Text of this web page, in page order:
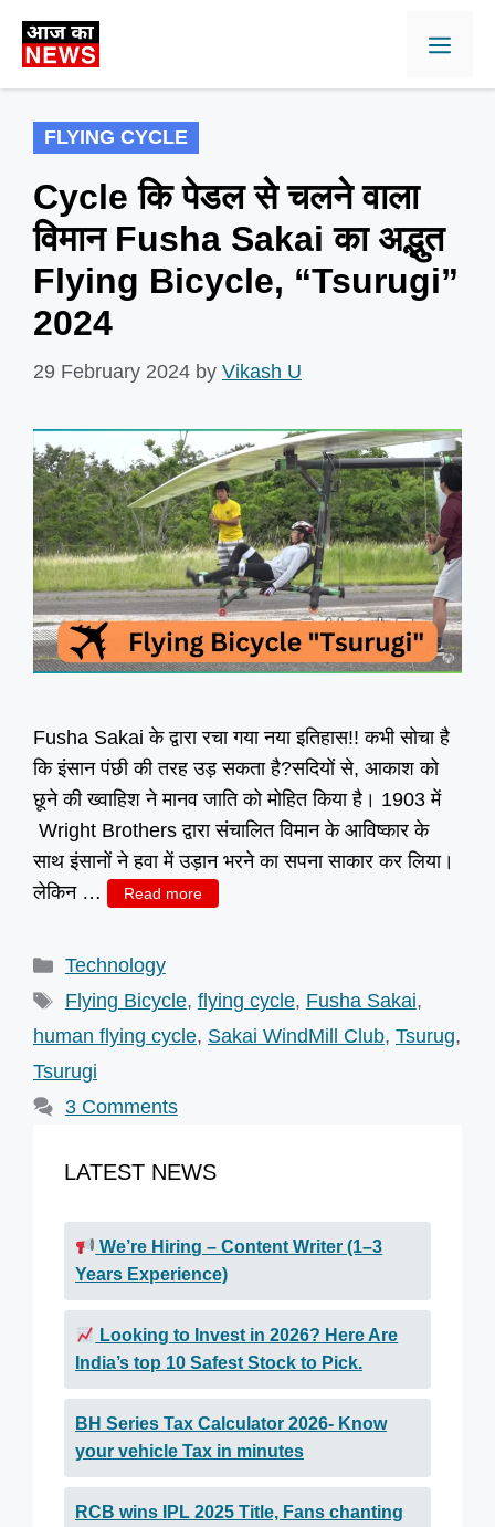
FLYING CYCLE
Cycle कि पेडल से चलने वाला
विमान Fusha Sakai का अद्भुत
Flying Bicycle, “Tsurugi”
2024
29 February 2024 by Vikash U
Fusha Sakai के द्वारा रचा गया नया इतिहास!! कभी सोचा है
कि इंसान पंछी की तरह उड़ सकता है?सदियों से, आकाश को
छूने की ख्वाहिश ने मानव जाति को मोहित किया है। 1903 में
Wright Brothers द्वारा संचालित विमान के आविष्कार के
साथ इंसानों ने हवा में उड़ान भरने का सपना साकार कर लिया।
लेकिन …
Read more
Categories
Technology
Tags
Flying Bicycle, flying cycle, Fusha Sakai,
human flying cycle, Sakai WindMill Club, Tsurug,
Tsurugi
3 Comments
LATEST NEWS
We’re Hiring – Content Writer (1–3
Years Experience)
Looking to Invest in 2026? Here Are
India’s top 10 Safest Stock to Pick.
BH Series Tax Calculator 2026- Know
your vehicle Tax in minutes
RCB wins IPL 2025 Title, Fans chanting